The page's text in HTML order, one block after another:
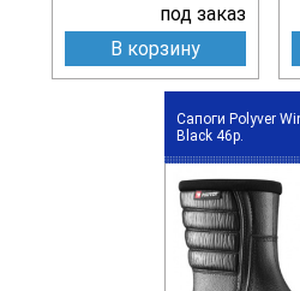
под заказ
В корзину
Сапоги Polyver
Black 46р.